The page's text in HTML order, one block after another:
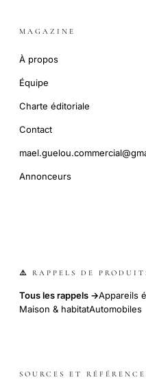
MAGAZINE
À propos
Équipe
Charte éditoriale
Contact
Annonceurs
⚠️ RAPPELS DE
Tous les rappels →Appareils
Maison & habitatAutomobiles
SOURCES ET